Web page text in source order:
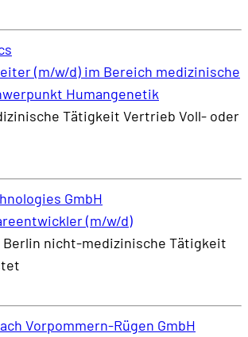
(m/w/d) im Bereich medizinische
Humangenetik
Tätigkeit Vertrieb Voll- oder
GmbH
(m/w/d)
nicht-medizinische Tätigkeit
Vorpommern-Rügen GmbH